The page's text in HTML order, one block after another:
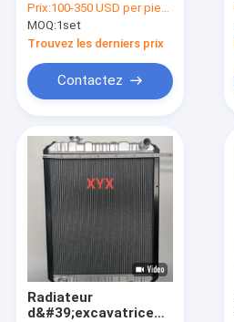
Unité d&#39;échange
thermique de qualité
commerciale
Prix:100-350 USD per piece
MOQ:1set
Trouvez les derniers prix
Contactez
Radiateur
d&#39;excavatrice